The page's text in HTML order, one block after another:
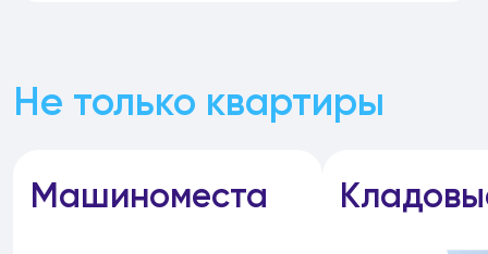
Не только квартиры
Машиноместа